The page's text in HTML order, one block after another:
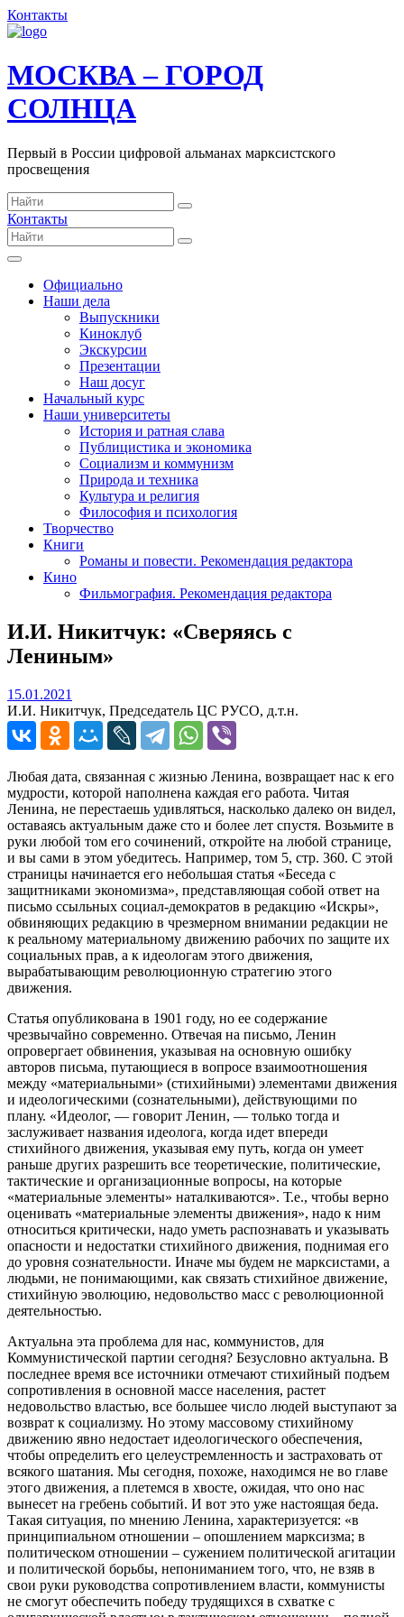
Контакты
МОСКВА – ГОРОД
СОЛНЦА
Первый в России цифровой альманах марксистского
просвещения
Контакты
Официально
Наши дела
Выпускники
Киноклуб
Экскурсии
Презентации
Наш досуг
Начальный курс
Наши университеты
История и ратная слава
Публицистика и экономика
Социализм и коммунизм
Природа и техника
Культура и религия
Философия и психология
Творчество
Книги
Романы и повести. Рекомендация редактора
Кино
Фильмография. Рекомендация редактора
И.И. Никитчук: «Сверяясь с
Лениным»
15.01.2021
И.И. Никитчук, Председатель ЦС РУСО, д.т.н.
Любая дата, связанная с жизнью Ленина, возвращает нас к его
мудрости, которой наполнена каждая его работа. Читая
Ленина, не перестаешь удивляться, насколько далеко он видел,
оставаясь актуальным даже сто и более лет спустя. Возьмите в
руки любой том его сочинений, откройте на любой странице,
и вы сами в этом убедитесь. Например, том 5, стр. 360. С этой
страницы начинается его небольшая статья «Беседа с
защитниками экономизма», представляющая собой ответ на
письмо ссыльных социал-демократов в редакцию «Искры»,
обвиняющих редакцию в чрезмерном внимании редакции не
к реальному материальному движению рабочих по защите их
социальных прав, а к идеологам этого движения,
вырабатывающим революционную стратегию этого
движения.
Статья опубликована в 1901 году, но ее содержание
чрезвычайно современно. Отвечая на письмо, Ленин
опровергает обвинения, указывая на основную ошибку
авторов письма, путающиеся в вопросе взаимоотношения
между «материальными» (стихийными) элементами движения
и идеологическими (сознательными), действующими по
плану. «Идеолог, — говорит Ленин, — только тогда и
заслуживает названия идеолога, когда идет впереди
стихийного движения, указывая ему путь, когда он умеет
раньше других разрешить все теоретические, политические,
тактические и организационные вопросы, на которые
«материальные элементы» наталкиваются». Т.е., чтобы верно
оценивать «материальные элементы движения», надо к ним
относиться критически, надо уметь распознавать и указывать
опасности и недостатки стихийного движения, поднимая его
до уровня сознательности. Иначе мы будем не марксистами, а
людьми, не понимающими, как связать стихийное движение,
стихийную эволюцию, недовольство масс с революционной
деятельностью.
Актуальна эта проблема для нас, коммунистов, для
Коммунистической партии сегодня? Безусловно актуальна. В
последнее время все источники отмечают стихийный подъем
сопротивления в основной массе населения, растет
недовольство властью, все большее число людей выступают за
возврат к социализму. Но этому массовому стихийному
движению явно недостает идеологического обеспечения,
чтобы определить его целеустремленность и застраховать от
всякого шатания. Мы сегодня, похоже, находимся не во главе
этого движения, а плетемся в хвосте, ожидая, что оно нас
вынесет на гребень событий. И вот это уже настоящая беда.
Такая ситуация, по мнению Ленина, характеризуется: «в
принципиальном отношении – опошлением марксизма; в
политическом отношении – сужением политической агитации
и политической борьбы, непониманием того, что, не взяв в
свои руки руководства сопротивлением власти, коммунисты
не смогут обеспечить победу трудящихся в схватке с